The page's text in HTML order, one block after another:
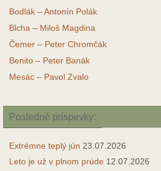
Bodlák – Antonín Polák
Blcha – Miloš Magdina
Čemer – Peter Chromčák
Benito – Peter Banák
Mesác – Pavol Zvalo
Posledné príspevky:
Extrémne teplý jún 23.07.2026
Leto je už v plnom prúde 12.07.2026